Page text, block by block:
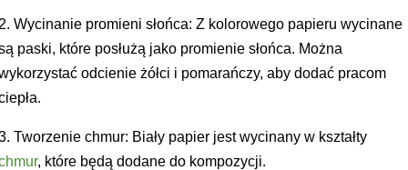
Wycinanie promieni słońca: Z kolorowego papieru wycinane
paski, które posłużą jako promienie słońca. Można
odcienie żółci i pomarańczy, aby dodać pracom
Tworzenie chmur: Biały papier jest wycinany w kształty
, które będą dodane do kompozycji.